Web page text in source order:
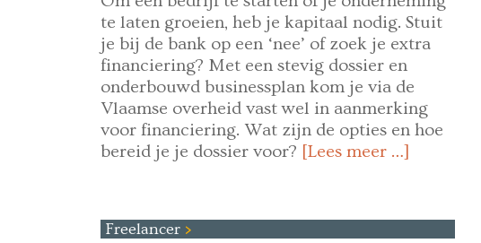
te laten groeien, heb je kapitaal nodig. Stuit
je bij de bank op een ‘nee’ of zoek je extra
financiering? Met een stevig dossier en
onderbouwd businessplan kom je via de
Vlaamse overheid vast wel in aanmerking
voor financiering. Wat zijn de opties en hoe
bereid je je dossier voor? [Lees meer …]
Freelancer